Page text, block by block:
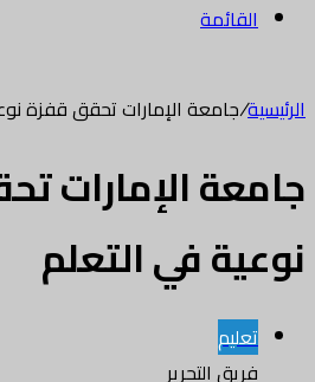
القائمة
الرئيسية/جامعة الإمارات تحقق قفزة
جامعة الإمارات
نوعية في التعلم
تعليم
فريق التحرير